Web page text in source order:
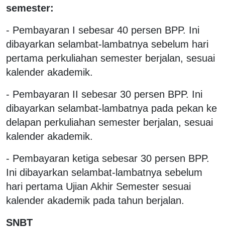
semester:
- Pembayaran I sebesar 40 persen BPP. Ini
dibayarkan selambat-lambatnya sebelum hari
pertama perkuliahan semester berjalan, sesuai
kalender akademik.
- Pembayaran II sebesar 30 persen BPP. Ini
dibayarkan selambat-lambatnya pada pekan ke
delapan perkuliahan semester berjalan, sesuai
kalender akademik.
- Pembayaran ketiga sebesar 30 persen BPP.
Ini dibayarkan selambat-lambatnya sebelum
hari pertama Ujian Akhir Semester sesuai
kalender akademik pada tahun berjalan.
SNBT